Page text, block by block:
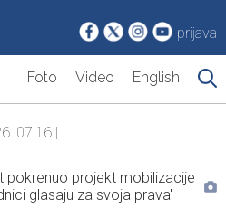
prijava
Foto Video English
07:16 |
pokrenuo projekt mobilizacije
glasaju za svoja prava'